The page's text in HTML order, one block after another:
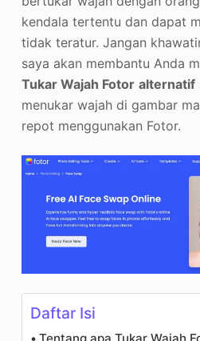
kendala tertentu dan dapat
tidak teratur. Jangan
saya akan membantu Anda
Tukar Wajah Fotor alternatif
menukar wajah di gambar
repot menggunakan Fotor.
Daftar Isi